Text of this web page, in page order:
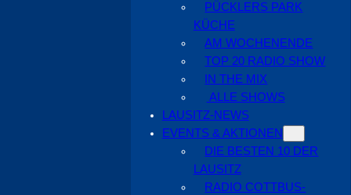
PÜCKLERS PARK
KÜCHE
AM WOCHENENDE
TOP 20 RADIO SHOW
IN THE MIX
ALLE SHOWS
LAUSITZ-NEWS
EVENTS & AKTIONEN
DIE BESTEN 10 DER
LAUSITZ
RADIO COTTBUS-